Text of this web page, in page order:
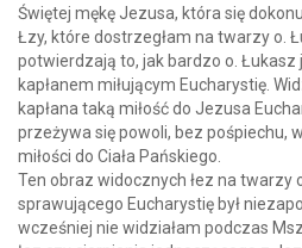
Świętej mękę Jezusa, która się
Łzy, które dostrzegłam na twarzy o.
potwierdzają to, jak bardzo o. Łukasz
kapłanem miłującym Eucharystię.
kapłana taką miłość do Jezusa
przeżywa się powoli, bez pośpiechu,
miłości do Ciała Pańskiego.
Ten obraz widocznych łez na twarzy
sprawującego Eucharystię był
wcześniej nie widziałam podczas